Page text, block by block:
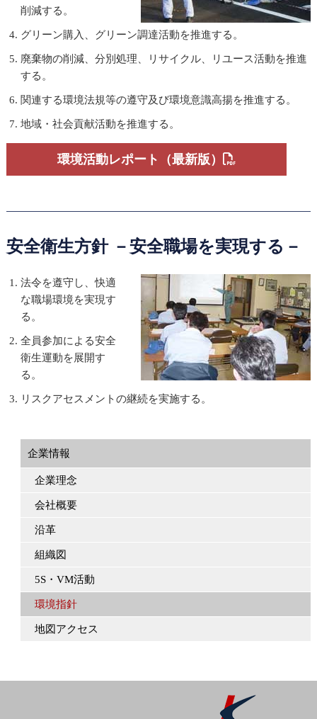
削減する。
グリーン購入、グリーン調達活動を推進する。
廃棄物の削減、分別処理、リサイクル、リユース活動を推進
する。
関連する環境法規等の遵守及び環境意識高揚を推進する。
地域・社会貢献活動を推進する。
環境活動レポート（最新版）
安全衛生方針 －安全職場を実現する－
法令を遵守し、快適
な職場環境を実現す
る。
全員参加による安全
衛生運動を展開す
る。
リスクアセスメントの継続を実施する。
企業情報
企業理念
会社概要
沿革
組織図
5S・VM活動
環境指針
地図アクセス